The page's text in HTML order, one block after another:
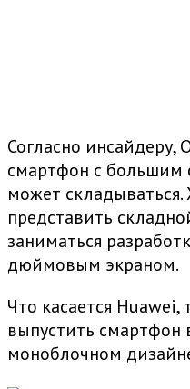
Согласно инсайдеру,
смартфон с
может
представить
заниматься
дюймовым экраном.
Что касается Huawei,
выпустить
моноблочном